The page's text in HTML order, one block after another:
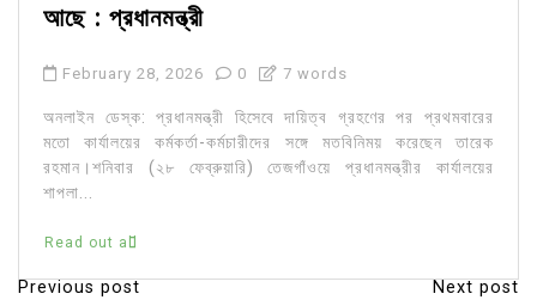
আছে : প্রধানমন্ত্রী
February 28, 2026 0 7 words
অনলাইন ডেস্ক: প্রধানমন্ত্রী হিসেবে দায়িত্ব গ্রহণের পর প্রথমবারের
মতো কার্যালয়ের কর্মকর্তা-কর্মচারীদের সঙ্গে মতবিনিময় করেছেন তারেক
রহমান।শনিবার (২৮ ফেব্রুয়ারি) তেজগাঁওয়ে প্রধানমন্ত্রীর কার্যালয়ের
শাপলা...
Read out all
P
Previous post Next post